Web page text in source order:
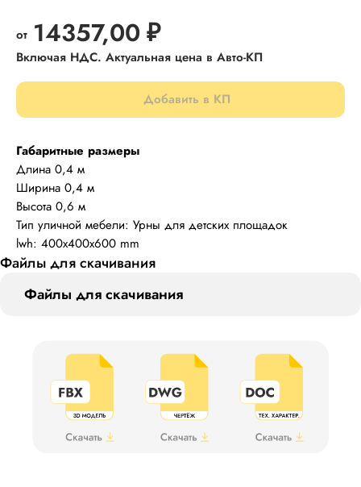
14357,00 ₽
Добавить в КП
Габаритные размеры
Длина 0,4 м
Ширина 0,4 м
Высота 0,6 м
Тип уличной мебели: Урны для детских площадок
lwh: 400x400x600 mm
Файлы для скачивания
Файлы для скачивания